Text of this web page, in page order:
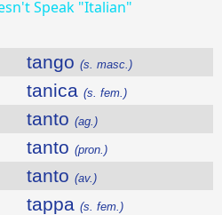
Speak "Italian"
tango (s. masc.)
tanica (s. fem.)
tanto (ag.)
tanto (pron.)
tanto (av.)
tappa (s. fem.)